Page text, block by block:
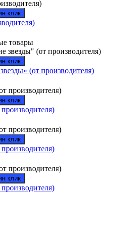
клик
товары
клик
(от производителя)
клик
клик
клик